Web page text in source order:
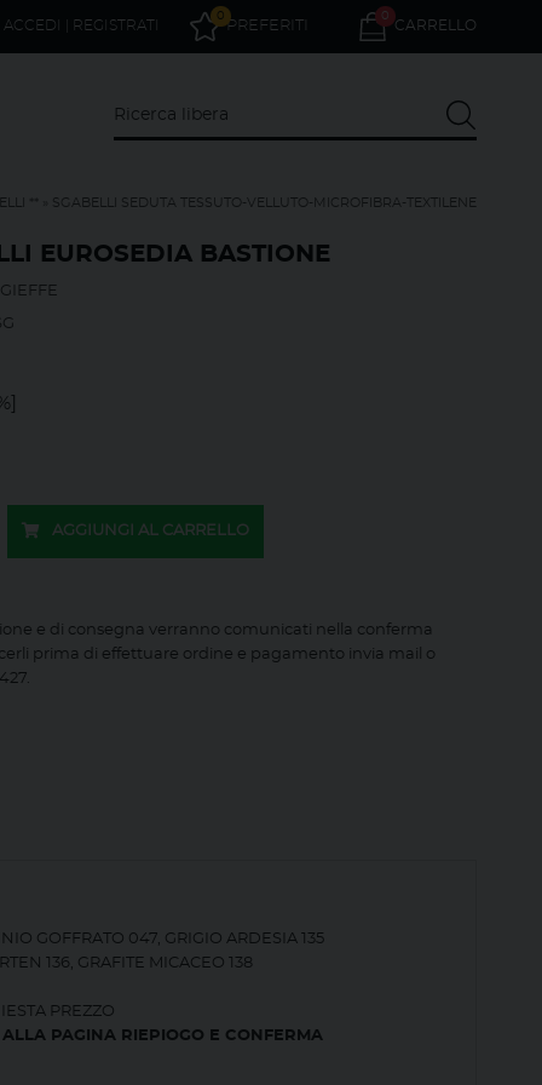
0
CARRELLO
PREFERITI
0
ACCEDI | REGISTRATI
** SGABELLI SEDUTA TESSUTO-VELLUTO-MICROFIBRA-TEXTILENE
EUROSEDIA BASTIONE
AGGIUNGI AL CARRELLO
e di consegna verranno comunicati nella conferma
prima di effettuare ordine e pagamento invia mail o
GOFFRATO 047, GRIGIO ARDESIA 135
136, GRAFITE MICACEO 138
PREZZO
PAGINA RIEPIOGO E CONFERMA